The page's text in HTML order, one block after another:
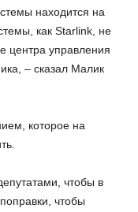
находится на
как Starlink, не
центра управления
– сказал Малик
которое на
чтобы в
чтобы